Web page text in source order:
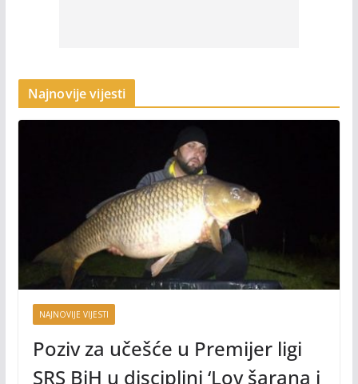
Najnovije vijesti
NAJNOVIJE VIJESTI
Poziv za učešće u Premijer ligi
SRS BiH u disciplini ‘Lov šarana i